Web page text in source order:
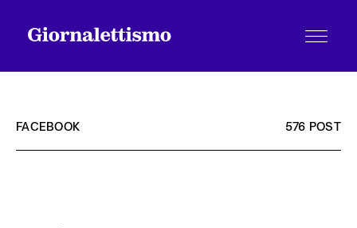
FACEBOOK 576 POST